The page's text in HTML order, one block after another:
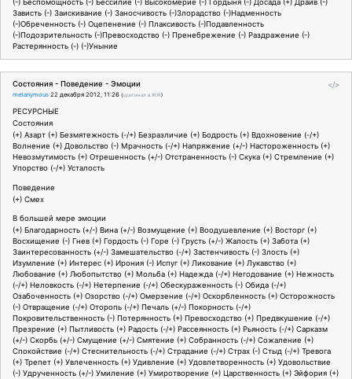
Зависть (-) Заискивание (-) Заносчивость (-)Злорадство (-)Надменность
(-)Обреченность (-) Оцепенение (-) Плаксивость (-)Подавленность
(-)Подозрительность (-)Превосходство (-) Пренебрежение (-) Раздражение (-)
Растерянность (-) (-)Уныние
</>
Состояния - Поведение - Эмоции
metanymous 22 декабря 2012, 11:26 (оригинал в ЖЖ)
РЕСУРСНЫЕ
Состояния
(+) Азарт (+) Безмятежность (-/+) Безразличие (+) Бодрость (+) Вдохновение (-/+)
Волнение (+) Довольство (-) Мрачность (-/+) Напряжение (+/-) Настороженность (+)
Невозмутимость (+) Отрешенность (+/-) Отстраненность (-) Скука (+) Стремление (+)
Упорство (-/+) Усталость
Поведение
(+) Смех
В большей мере эмоции
(+) Благодарность (+/-) Вина (+/-) Возмущение (+) Воодушевление (+) Восторг (+)
Восхищение (-) Гнев (+) Гордость (-) Горе (-) Грусть (+/-) Жалость (+) Забота (+)
Заинтересованность (+/-) Замешательство (-/+) Застенчивость (-) Злость (+)
Изумление (+) Интерес (+) Ирония (-) Испуг (+) Ликование (+) Лукавство (+)
Любование (+) Любопытство (+) Мольба (+) Надежда (-/+) Негодование (+) Нежность
(-/+) Неловкость (-/+) Нетерпение (-/+) Обескураженность (-) Обида (-/+)
Озабоченность (+) Озорство (-/+) Омерзение (-/+) Оскорбленность (+) Осторожность
(-) Отвращение (-/+) Оторопь (-/+) Печаль (+/-) Покорность (-/+)
Покровительственность (-) Потерянность (+) Превосходство (+) Предвкушение (-/+)
Презрение (+) Пытливость (+) Радость (-/+) Рассеянность (+) Рьяность (-/+) Сарказм
(+/-) Скорбь (+/-) Смущение (+/-) Смятение (+) Собранность (-/+) Сожаление (+)
Спокойствие (-/+) Стеснительность (-/+) Страдание (-/+) Страх (-) Стыд (-/+) Тревога
(+) Трепет (+) Увлеченность (+) Удивление (+) Удовлетворенность (+) Удовольствие
(-) Удрученность (+/-) Умиление (+) Умиротворение (+) Царственность (+) Эйфория (+)